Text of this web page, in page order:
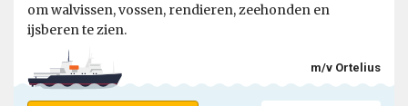
om walvissen, vossen, rendieren, zeehonden en
ijsberen te zien.
m/v Ortelius